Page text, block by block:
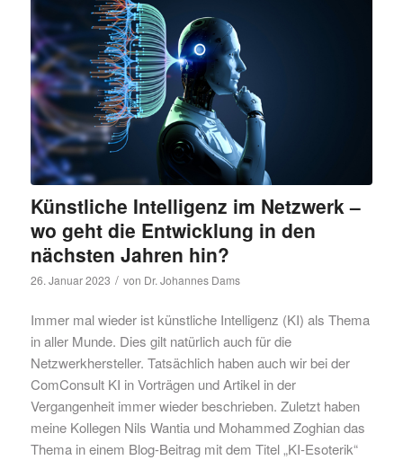
Künstliche Intelligenz im Netzwerk –
wo geht die Entwicklung in den
nächsten Jahren hin?
26. Januar 2023 / von Dr. Johannes Dams
Immer mal wieder ist künstliche Intelligenz (KI) als Thema
in aller Munde. Dies gilt natürlich auch für die
Netzwerkhersteller. Tatsächlich haben auch wir bei der
ComConsult KI in Vorträgen und Artikel in der
Vergangenheit immer wieder beschrieben. Zuletzt haben
meine Kollegen Nils Wantia und Mohammed Zoghian das
Thema in einem Blog-Beitrag mit dem Titel „KI-Esoterik“